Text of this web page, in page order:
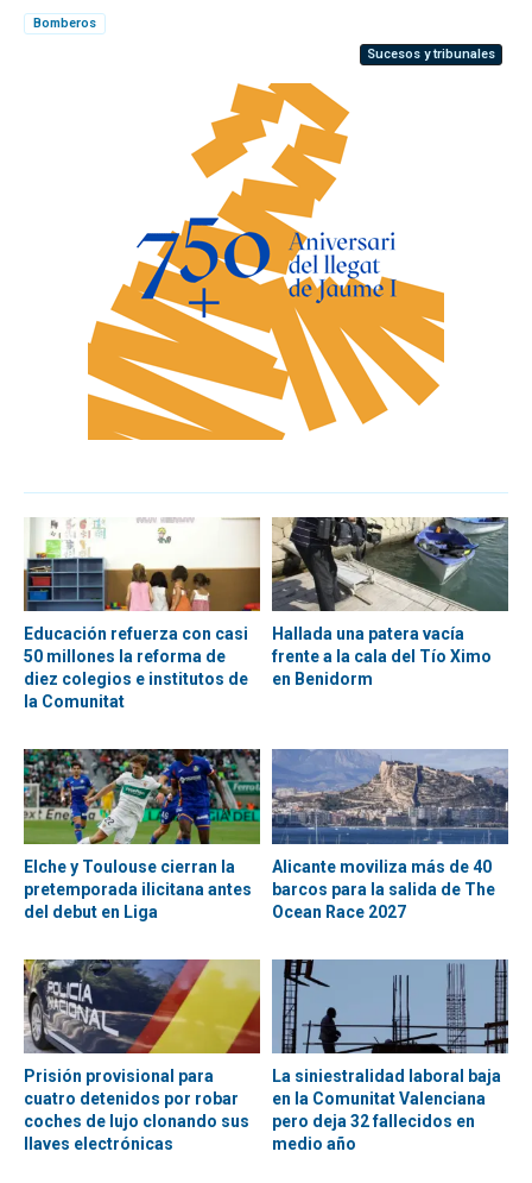
Bomberos
Sucesos y tribunales
Educación refuerza con casi
50 millones la reforma de
diez colegios e institutos de
la Comunitat
Hallada una patera vacía
frente a la cala del Tío Ximo
en Benidorm
Elche y Toulouse cierran la
pretemporada ilicitana antes
del debut en Liga
Alicante moviliza más de 40
barcos para la salida de The
Ocean Race 2027
Prisión provisional para
cuatro detenidos por robar
coches de lujo clonando sus
llaves electrónicas
La siniestralidad laboral baja
en la Comunitat Valenciana
pero deja 32 fallecidos en
medio año